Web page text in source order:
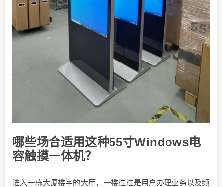
哪些场合适用这种55寸Windows电
容触摸一体机？
进入一栋大厦楼宇的大厅，一楼往往是用户办理业务以及频